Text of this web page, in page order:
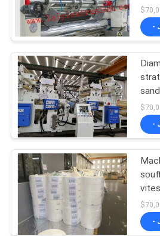
NOUVELLES
PLAN
DU
SITE
POLITIQUE
DE
CONFIDENTIALITÉ
machine en
plastique de
stratification
Machine de
stratification
revêtement
-
-
et
le
-